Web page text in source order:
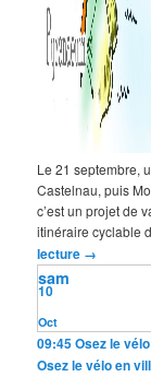
Le 21 septembre,
Castelnau, puis
c’est un projet de
itinéraire cyclable
lecture →
Oct
10
sam
09:45Osez le
Osez le vélo en